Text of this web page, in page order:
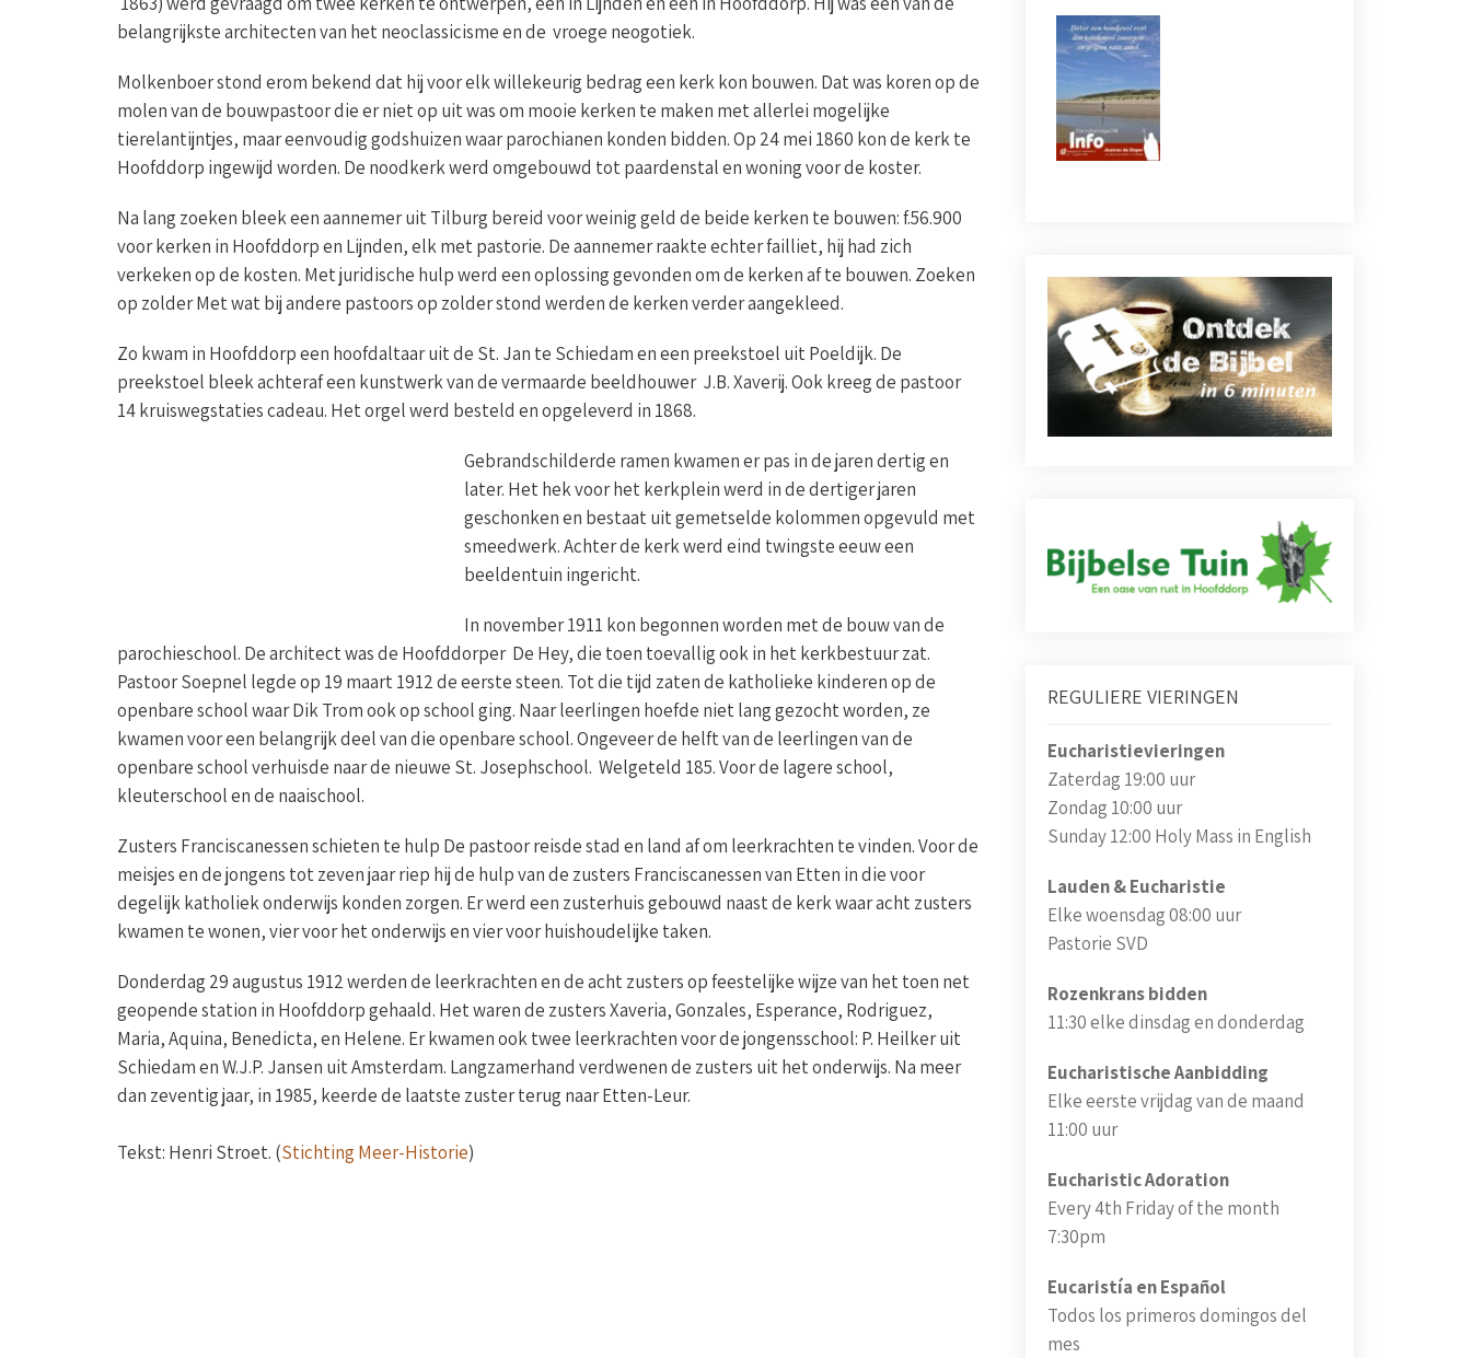
belangrijkste architecten van het neoclassicisme en de vroege neogotiek.
Molkenboer stond erom bekend dat hij voor elk willekeurig bedrag een kerk kon bouwen. Dat was koren op de
molen van de bouwpastoor die er niet op uit was om mooie kerken te maken met allerlei mogelijke
tierelantijntjes, maar eenvoudig godshuizen waar parochianen konden bidden. Op 24 mei 1860 kon de kerk te
Hoofddorp ingewijd worden. De noodkerk werd omgebouwd tot paardenstal en woning voor de koster.
Na lang zoeken bleek een aannemer uit Tilburg bereid voor weinig geld de beide kerken te bouwen: f.56.900
voor kerken in Hoofddorp en Lijnden, elk met pastorie. De aannemer raakte echter failliet, hij had zich
verkeken op de kosten. Met juridische hulp werd een oplossing gevonden om de kerken af te bouwen. Zoeken
op zolder Met wat bij andere pastoors op zolder stond werden de kerken verder aangekleed.
Zo kwam in Hoofddorp een hoofdaltaar uit de St. Jan te Schiedam en een preekstoel uit Poeldijk. De
preekstoel bleek achteraf een kunstwerk van de vermaarde beeldhouwer J.B. Xaverij. Ook kreeg de pastoor
14 kruiswegstaties cadeau. Het orgel werd besteld en opgeleverd in 1868.
Gebrandschilderde ramen kwamen er pas in de jaren dertig en later. Het hek voor het kerkplein werd in de
dertiger jaren geschonken en bestaat uit gemetselde kolommen opgevuld met smeedwerk. Achter de kerk
werd eind twingste eeuw een beeldentuin ingericht.
In november 1911 kon begonnen worden met de bouw van de parochieschool. De architect was de
de eerste steen. Tot die tijd zaten de katholieke kinderen op de openbare school waar Dik Trom ook op school
ging. Naar leerlingen hoefde niet lang gezocht worden, ze kwamen voor een belangrijk deel van die openbare
school. Ongeveer de helft van de leerlingen van de openbare school verhuisde naar de nieuwe St.
Josephschool. Welgeteld 185. Voor de lagere school, kleuterschool en de naaischool.
Zusters Franciscanessen schieten te hulp De pastoor reisde stad en land af om leerkrachten te vinden. Voor de
meisjes en de jongens tot zeven jaar riep hij de hulp van de zusters Franciscanessen van Etten in die voor
kwamen te wonen, vier voor het onderwijs en vier voor huishoudelijke taken.
Donderdag 29 augustus 1912 werden de leerkrachten en de acht zusters op feestelijke wijze van het toen net
geopende station in Hoofddorp gehaald. Het waren de zusters Xaveria, Gonzales, Esperance, Rodriguez,
Schiedam en W.J.P. Jansen uit Amsterdam. Langzamerhand verdwenen de zusters uit het onderwijs. Na meer
dan zeventig jaar, in 1985, keerde de laatste zuster terug naar Etten-Leur.
Tekst: Henri Stroet. (Stichting Meer-Historie)
REGULIERE VIERINGEN
Eucharistievieringen
Zaterdag 19:00 uur
Zondag 10:00 uur
Sunday 12:00 Holy Mass in English
Lauden & Eucharistie
Elke woensdag 08:00 uur
Pastorie SVD
Rozenkrans bidden
11:30 elke dinsdag en donderdag
Eucharistische Aanbidding
Elke eerste vrijdag van de maand
11:00 uur
Eucharistic Adoration
Every 4th Friday of the month
7:30pm
Eucaristía en Español
Todos los primeros domingos del
mes